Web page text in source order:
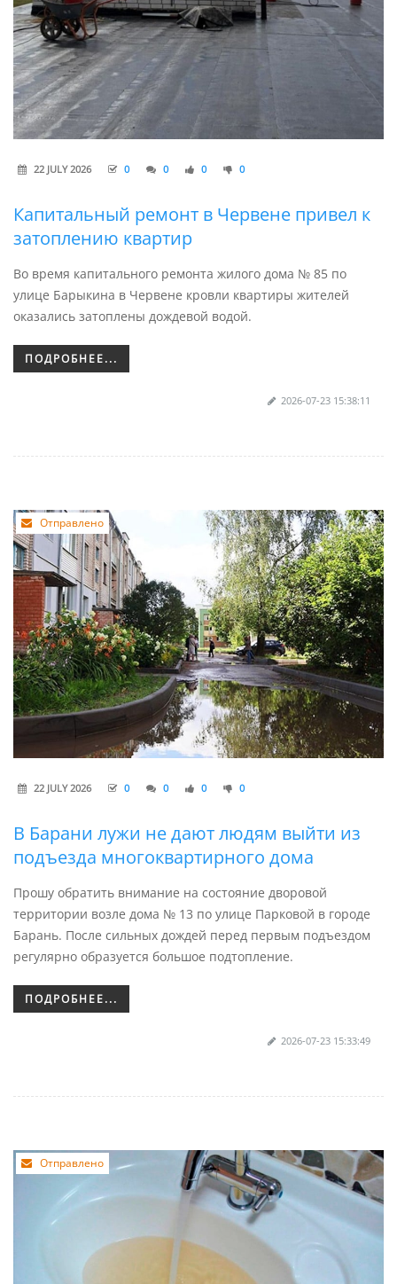
22 JULY 2026 0 0 0 0
Капитальный ремонт в Червене привел к
затоплению квартир
Во время капитального ремонта жилого дома № 85 по
улице Барыкина в Червене кровли квартиры жителей
оказались затоплены дождевой водой.
ПОДРОБНЕЕ...
2026-07-23 15:38:11
Отправлено
22 JULY 2026 0 0 0 0
В Барани лужи не дают людям выйти из
подъезда многоквартирного дома
Прошу обратить внимание на состояние дворовой
территории возле дома № 13 по улице Парковой в городе
Барань. После сильных дождей перед первым подъездом
регулярно образуется большое подтопление.
ПОДРОБНЕЕ...
2026-07-23 15:33:49
Отправлено